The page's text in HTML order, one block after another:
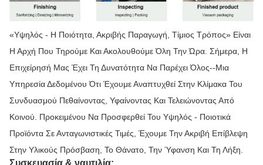
«Υψηλός - Η Ποιότητα, Ακριβής Παραγωγή, Τίμιος Τρόπος» Είναι
Η Αρχή Που Τηρούμε Και Ακολουθούμε Όλη Την Ώρα. Σήμερα, Η
Επιχείρησή Μας Έχει Τη Δυνατότητα Να Παρέχει Όλος--μια
Υπηρεσία Δεδομένου Ότι Έχουμε Αναπτυχθεί Στην Κλίμακα Του
Συνδυασμού Πεθαίνοντας, Υφαίνοντας Και Τελειώνοντας Από
Κοινού. Προκειμένου Να Προσφερθεί Του Υψηλός - Ποιοτικά
Προϊόντα Σε Ανταγωνιστικές Τιμές, Έχουμε Την Ακριβή Επίβλεψη
Στην Υλικούς Πρόσβαση, Το Θάνατο, Την Ύφανση Και Τη Λήξη.
Συσκευασία & ναυτιλία: